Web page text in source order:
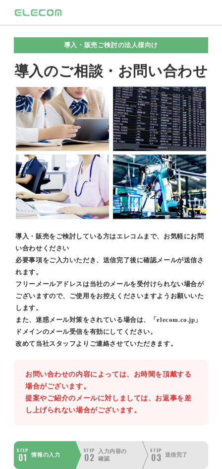
導入・販売ご検討の法人様向け
導入のご相談・お問い合わせ
導入・販売をご検討している方はエレコムまで、お気軽にお問
い合わせください
必要事項をご入力いただき、送信完了後に確認メールが送信さ
れます。
フリーメールアドレスは当社のメールを受付けられない場合が
ございますので、ご使用をお控えくださいますようお願いいた
します。
また、迷惑メール対策をされている場合は、「elecom.co.jp」
ドメインのメール受信を有効にしてください。
改めて当社スタッフよりご連絡させていただきます。
お問い合わせの内容によっては、お時間を頂戴する
場合がございます。
提案やご紹介のメールに対しましては、お返事を差
し上げられない場合がございます。
STEP
01 情報の入力
STEP
02
入力内容の
確認
STEP
03 送信完了